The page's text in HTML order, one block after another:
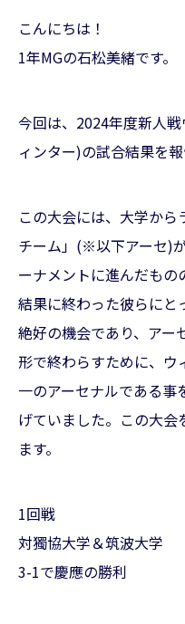
こんにちは！
1年MGの石松美緒です。
今回は、2024年度新人
ィンター)の試合結果を報
この大会には、大学か
チーム」(※以下アーセ)
ーナメントに進んだも
結果に終わった彼らにと
絶好の機会であり、アー
形で終わらすために、ウ
一のアーセナルである事
げていました。この大会
ます。
1回戦
対獨協大学＆筑波大学
3-1で慶應の勝利